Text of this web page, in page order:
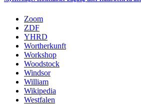
Zoom
ZDF
YHRD
Wortherkunft
Workshop
Woodstock
Windsor
William
Wikipedia
Westfalen